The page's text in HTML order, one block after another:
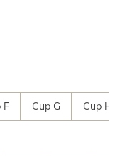
F Cup G Cup H